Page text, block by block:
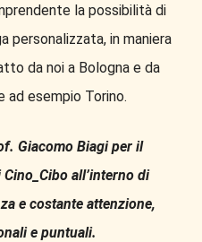
la possibilità di
personalizzata, in maniera
da noi a Bologna e da
ad esempio Torino.
Giacomo Biagi per il
all’interno di
e costante attenzione,
e puntuali.